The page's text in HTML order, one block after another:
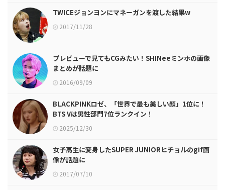
TWICEジョンヨンにマネーガンを渡した結果w
2017/11/28
プレビューで見てもCGみたい！SHINeeミンホの画像
まとめが話題に
2016/09/09
BLACKPINKロゼ、「世界で最も美しい顔」1位に！
BTS Vは男性部門7位ランクイン！
2025/12/30
女子高生に変身したSUPER JUNIORヒチョルのgif画
像が話題に
2017/07/10